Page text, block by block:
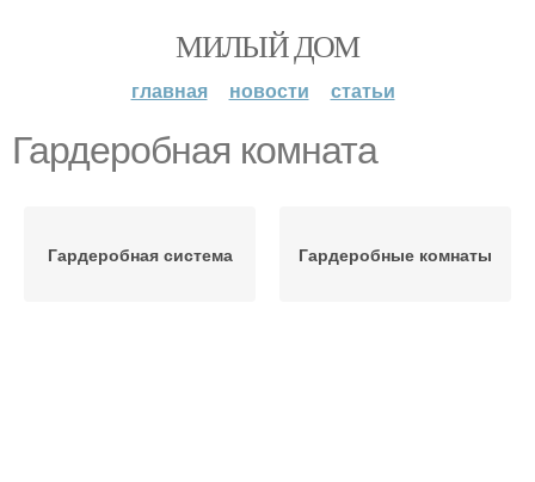
МИЛЫЙ ДОМ
главная новости статьи
Гардеробная комната
Гардеробная система Гардеробные комнаты